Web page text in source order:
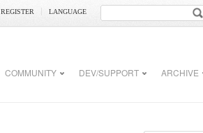
REGISTER LANGUAGE
COMMUNITY DEV/SUPPORT ARCHIVE